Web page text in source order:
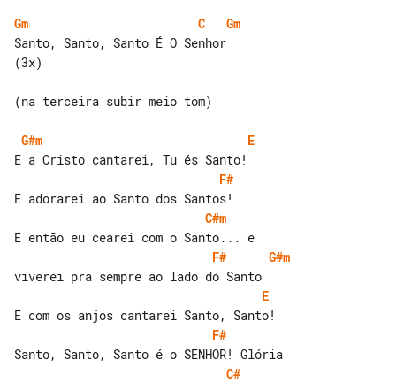
Gm C
Gm
Santo, Santo, Santo É O Senhor
(3x)
(na terceira subir meio tom)
G#m
E
F#
C#m
F#
G#m
E
F#
C#